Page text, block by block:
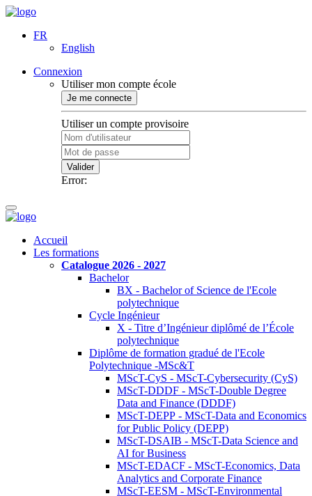
FR
English
Connexion
Utiliser mon compte école
Je me connecte
Utiliser un compte provisoire
Valider
Error:
Accueil
Les formations
Catalogue 2026 - 2027
Bachelor
BX - Bachelor of Science de l'Ecole
polytechnique
Cycle Ingénieur
X - Titre d’Ingénieur diplômé de l’École
polytechnique
Diplôme de formation gradué de l'Ecole
Polytechnique -MSc&T
MScT-CyS - MScT-Cybersecurity (CyS)
MScT-DDDF - MScT-Double Degree
Data and Finance (DDDF)
MScT-DEPP - MScT-Data and Economics
for Public Policy (DEPP)
MScT-DSAIB - MScT-Data Science and
AI for Business
MScT-EDACF - MScT-Economics, Data
Analytics and Corporate Finance
MScT-EESM - MScT-Environmental